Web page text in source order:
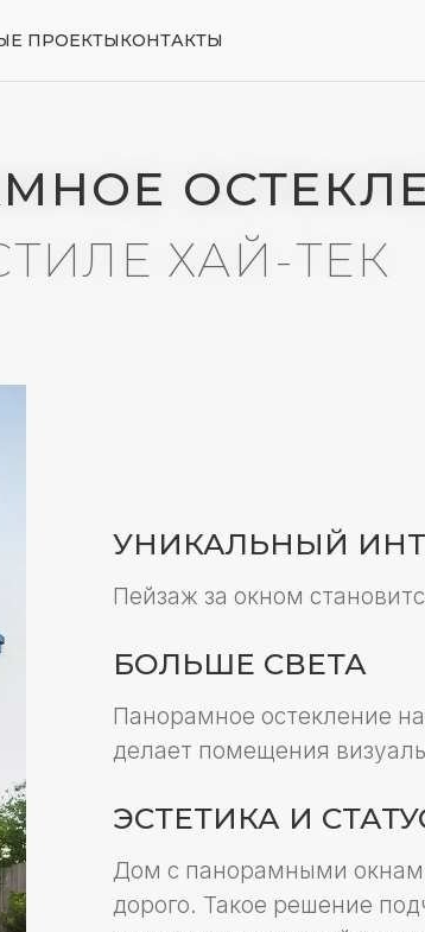
ПРОЕКТЫКОНТАКТЫ
ОСТЕКЛЕНИЕ
ХАЙ-ТЕК
Пейзаж за окном становится
делает помещения визуально
БОЛЬШЕ СВЕТА
дорого. Такое решение
ЭСТЕТИКА И СТАТУС
КОМФОРТ И УЮТ